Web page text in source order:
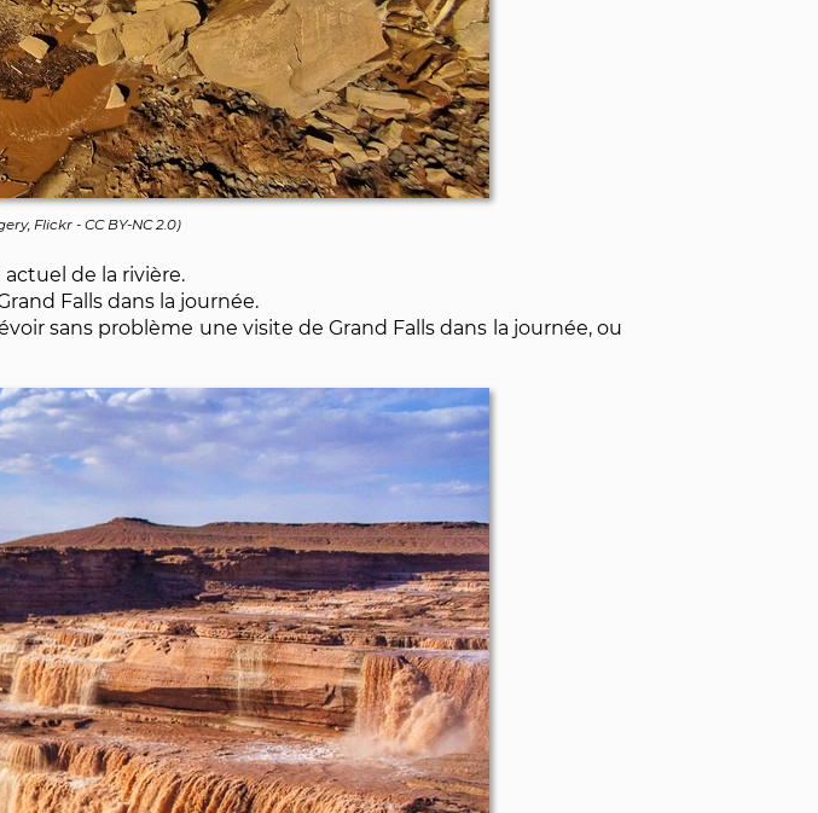
Flickr - CC BY-NC 2.0)
de la rivière.
Falls dans la journée.
sans problème une visite de Grand Falls dans la journée, ou